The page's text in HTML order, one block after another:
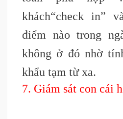
khách“check in”
điểm nào trong
không ở đó nhờ
khẩu tạm từ xa.
7. Giám sát con cái